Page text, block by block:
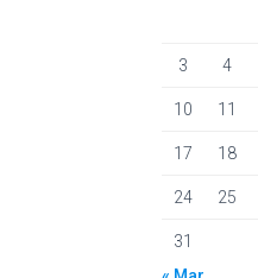
3 4
10 11
17 18
24 25
31